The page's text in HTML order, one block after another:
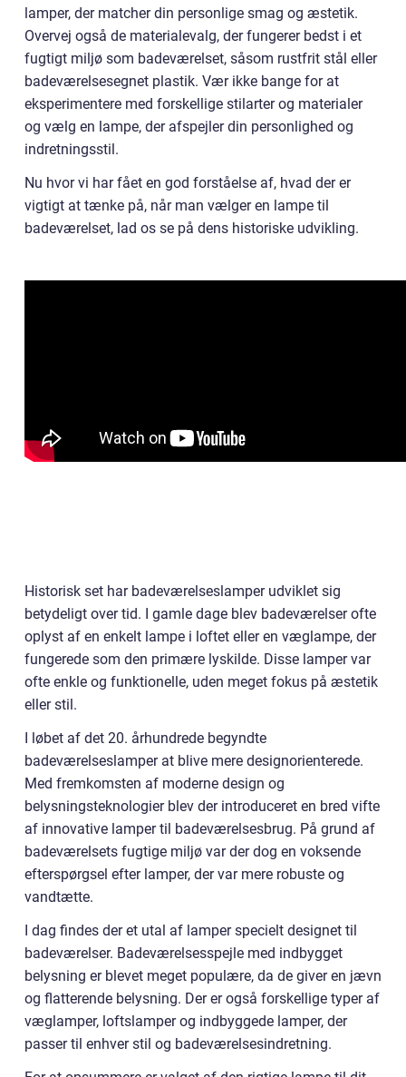
lamper, der matcher din personlige smag og æstetik.
Overvej også de materialevalg, der fungerer bedst i et
fugtigt miljø som badeværelset, såsom rustfrit stål eller
badeværelsesegnet plastik. Vær ikke bange for at
eksperimentere med forskellige stilarter og materialer
og vælg en lampe, der afspejler din personlighed og
indretningsstil.
Nu hvor vi har fået en god forståelse af, hvad der er
vigtigt at tænke på, når man vælger en lampe til
badeværelset, lad os se på dens historiske udvikling.
Historisk set har badeværelseslamper udviklet sig
betydeligt over tid. I gamle dage blev badeværelser ofte
oplyst af en enkelt lampe i loftet eller en væglampe, der
fungerede som den primære lyskilde. Disse lamper var
ofte enkle og funktionelle, uden meget fokus på æstetik
eller stil.
I løbet af det 20. århundrede begyndte
badeværelseslamper at blive mere designorienterede.
Med fremkomsten af moderne design og
belysningsteknologier blev der introduceret en bred vifte
af innovative lamper til badeværelsesbrug. På grund af
badeværelsets fugtige miljø var der dog en voksende
efterspørgsel efter lamper, der var mere robuste og
vandtætte.
I dag findes der et utal af lamper specielt designet til
badeværelser. Badeværelsesspejle med indbygget
belysning er blevet meget populære, da de giver en jævn
og flatterende belysning. Der er også forskellige typer af
væglamper, loftslamper og indbyggede lamper, der
passer til enhver stil og badeværelsesindretning.